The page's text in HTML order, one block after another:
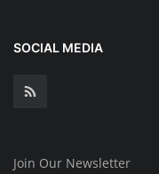
SOCIAL MEDIA
Join Our Newsletter